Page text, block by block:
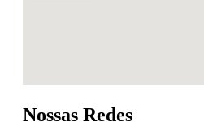
Nossas Redes